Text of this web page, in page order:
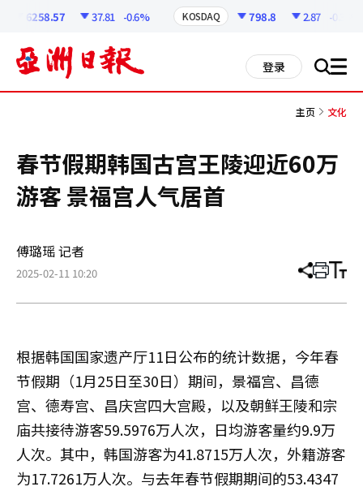
6258.57 37.81 -0.6% KOSDAQ 798.8 2.87 -0.36%
登录 搜 all
主页 文化
春节假期韩国古宫王陵迎近60万
游客 景福宫人气居首
傅璐瑶 记者
2025-02-11 10:20 分
章
打 调
小
根据韩国国家遗产厅11日公布的统计数据，今年春
节假期（1月25日至30日）期间，景福宫、昌德
宫、德寿宫、昌庆宫四大宫殿，以及朝鲜王陵和宗
庙共接待游客59.5976万人次，日均游客量约9.9万
人次。其中，韩国游客为41.8715万人次，外籍游客
为17.7261万人次。与去年春节假期期间的53.4347